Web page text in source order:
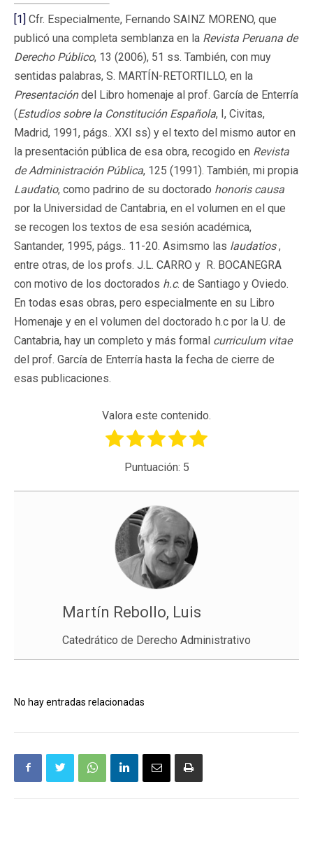
[1] Cfr. Especialmente, Fernando SAINZ MORENO, que
publicó una completa semblanza en la Revista Peruana de
Derecho Público, 13 (2006), 51 ss. También, con muy
sentidas palabras, S. MARTÍN-RETORTILLO, en la
Presentacióndel Libro homenaje al prof. García de Enterría
(Estudios sobre la Constitución Española, I, Civitas,
Madrid, 1991, págs.. XXI ss) y el texto del mismo autor en
la presentación pública de esa obra, recogido en Revista
de Administración Pública, 125 (1991). También, mi propia
Laudatio, como padrino de su doctorado honoris causa
por la Universidad de Cantabria, en el volumen en el que
se recogen los textos de esa sesión académica,
Santander, 1995, págs.. 11-20. Asimsmo las laudatios,
entre otras, de los profs. J.L. CARRO y R. BOCANEGRA
con motivo de los doctorados h.c. de Santiago y Oviedo.
En todas esas obras, pero especialmente en su Libro
Homenaje y en el volumen del doctorado h.c por la U. de
Cantabria, hay un completo y más formal curriculum vitae
del prof. García de Enterría hasta la fecha de cierre de
esas publicaciones.
Valora este contenido.
Puntuación: 5
Martín Rebollo, Luis
Catedrático de Derecho Administrativo
No hay entradas relacionadas